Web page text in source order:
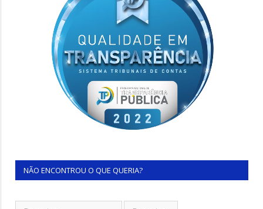
NÃO ENCONTROU O QUE QUERIA?